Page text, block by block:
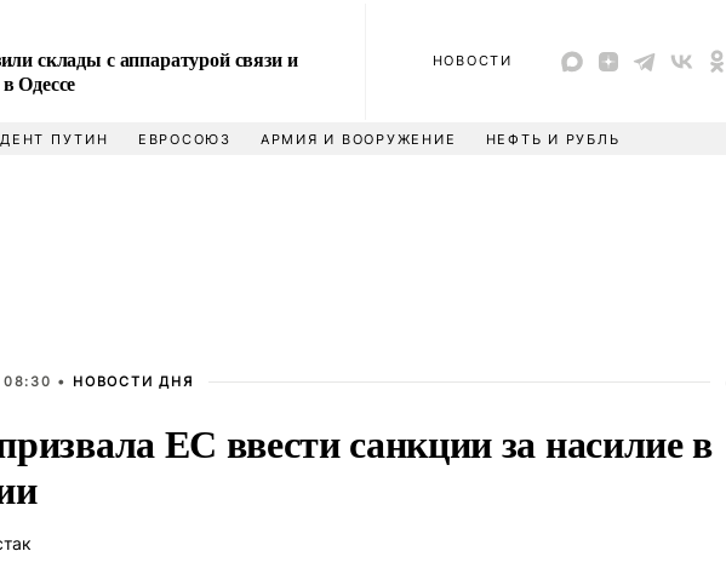
склады с аппаратурой связи и
Одессе
НОВОСТИ
ПУТИН ЕВРОСОЮЗ АРМИЯ И ВООРУЖЕНИЕ НЕФТЬ И РУБЛЬ
• НОВОСТИ ДНЯ
ЕС ввести санкции за насилие в